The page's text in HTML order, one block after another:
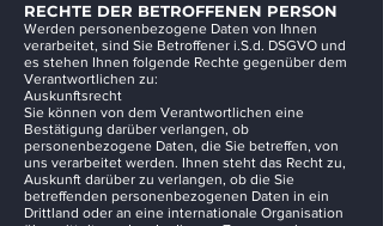
RECHTE DER BETROFFENEN PERSON
Werden personenbezogene Daten von Ihnen
verarbeitet, sind Sie Betroffener i.S.d. DSGVO und
es stehen Ihnen folgende Rechte gegenüber dem
Verantwortlichen zu:
Auskunftsrecht
Sie können von dem Verantwortlichen eine
Bestätigung darüber verlangen, ob
personenbezogene Daten, die Sie betreffen, von
uns verarbeitet werden. Ihnen steht das Recht zu,
Auskunft darüber zu verlangen, ob die Sie
betreffenden personenbezogenen Daten in ein
Drittland oder an eine internationale Organisation